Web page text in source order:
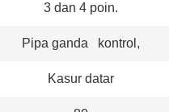
3 dan 4 poin.
Pipa ganda kontrol,
Kasur datar